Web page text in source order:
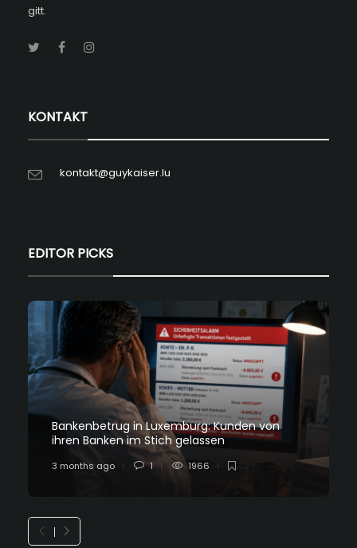
gitt.
KONTAKT
kontakt@guykaiser.lu
EDITOR PICKS
Bankenbetrug in Luxemburg: Kunden von
ihren Banken im Stich gelassen
3 months ago 1 1966